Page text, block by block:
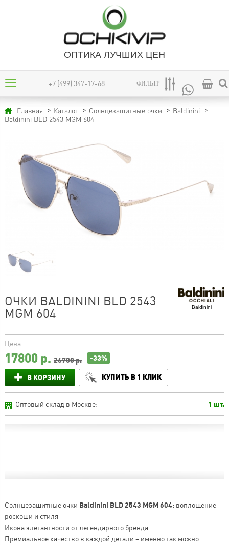
ОПТИКА ЛУЧШИХ ЦЕН
+7 (499) 347-17-68 ФИЛЬТР
Главная Каталог Солнцезащитные очки
Baldinini
Baldinini BLD 2543 MGM 604
Baldinini
ОЧКИ BALDININI BLD 2543
MGM 604
Цена:
17800р. 26700 р. -33%
В КОРЗИНУ КУПИТЬ В 1 КЛИК
Оптовый склад в Москве: 1 шт.
Солнцезащитные очки Baldinini BLD 2543 MGM 604: воплощение
роскоши и стиля
Икона элегантности от легендарного бренда
Премиальное качество в каждой детали – именно так можно